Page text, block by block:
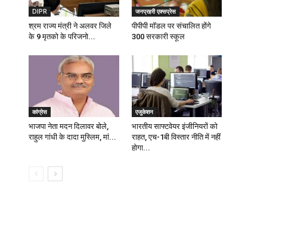
DIPR
श्रम राज्य मंत्री ने अलवर जिले
के 9 मृतको के परिजनो...
जनप्रहरी एक्सप्रेस
पीपीपी माॅडल पर संचालित होंगे
300 सरकारी स्कूल
कांग्रेस
भाजपा नेता मदन दिलावर बोले,
राहुल गांधी के दादा मुस्लिम, मां...
एजुकेशन
भारतीय साफ्टवेयर इंजीनियरों को
राहत, एच-1बी विस्तार नीति में नहीं
होगा...